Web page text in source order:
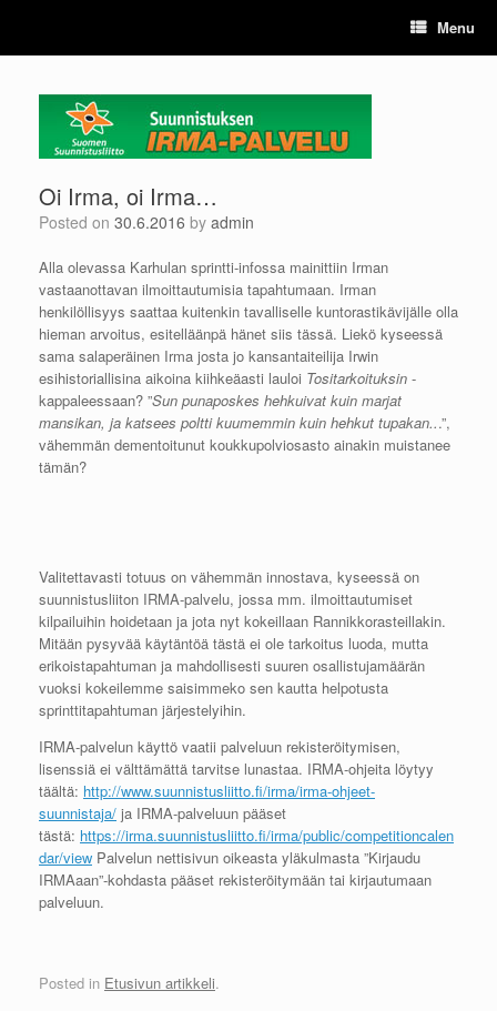
content
Menu
Oi Irma, oi Irma…
Posted on 30.6.2016 by admin
Alla olevassa Karhulan sprintti-infossa mainittiin Irman
vastaanottavan ilmoittautumisia tapahtumaan. Irman
henkilöllisyys saattaa kuitenkin tavalliselle kuntorastikävijälle olla
hieman arvoitus, esitelläänpä hänet siis tässä. Liekö kyseessä
sama salaperäinen Irma josta jo kansantaiteilija Irwin
esihistoriallisina aikoina kiihkeäasti lauloi Tositarkoituksin -
kappaleessaan? ”Sun punaposkes hehkuivat kuin marjat
mansikan, ja katsees poltti kuumemmin kuin hehkut tupakan...”,
vähemmän dementoitunut koukkupolviosasto ainakin muistanee
tämän?
Valitettavasti totuus on vähemmän innostava, kyseessä on
suunnistusliiton IRMA-palvelu, jossa mm. ilmoittautumiset
kilpailuihin hoidetaan ja jota nyt kokeillaan Rannikkorasteillakin.
Mitään pysyvää käytäntöä tästä ei ole tarkoitus luoda, mutta
erikoistapahtuman ja mahdollisesti suuren osallistujamäärän
vuoksi kokeilemme saisimmeko sen kautta helpotusta
sprinttitapahtuman järjestelyihin.
IRMA-palvelun käyttö vaatii palveluun rekisteröitymisen,
lisenssiä ei välttämättä tarvitse lunastaa. IRMA-ohjeita löytyy
täältä: http://www.suunnistusliitto.fi/irma/irma-ohjeet-
suunnistaja/ ja IRMA-palveluun pääset
tästä: https://irma.suunnistusliitto.fi/irma/public/competitioncalen
dar/view Palvelun nettisivun oikeasta yläkulmasta ”Kirjaudu
IRMAaan”-kohdasta pääset rekisteröitymään tai kirjautumaan
palveluun.
Posted in Etusivun artikkeli.